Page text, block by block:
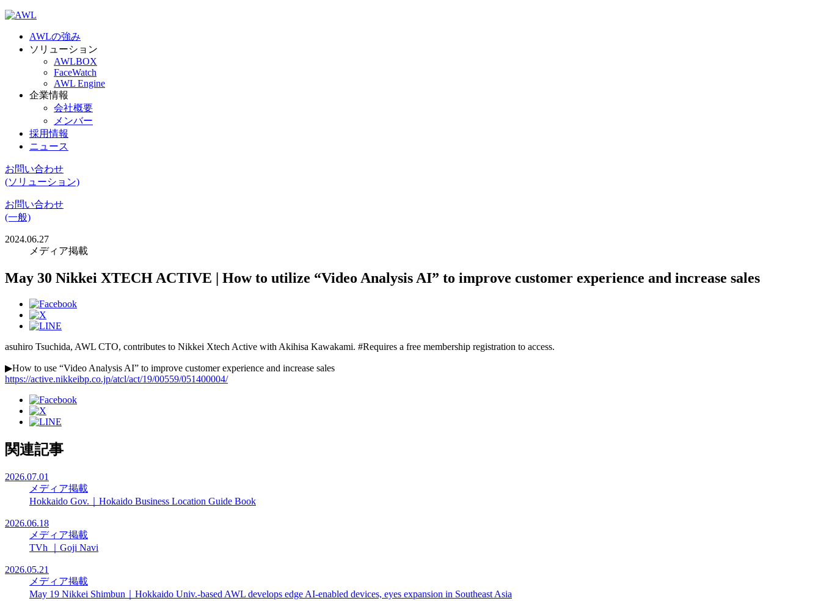
AWLの強み
ソリューション
AWLBOX
FaceWatch
AWL Engine
企業情報
会社概要
メンバー
採用情報
ニュース
お問い合わせ
(ソリューション)
お問い合わせ
(一般)
2024.06.27
メディア掲載
May 30 Nikkei XTECH ACTIVE | How to utilize “Video Analysis AI” to improve customer experience and increase sales
asuhiro Tsuchida, AWL CTO, contributes to Nikkei Xtech Active with Akihisa Kawakami. #Requires a free membership registration to access.
▶How to use “Video Analysis AI” to improve customer experience and increase sales
https://active.nikkeibp.co.jp/atcl/act/19/00559/051400004/
関連記事
2026.07.01
メディア掲載
Hokkaido Gov.｜Hokaido Business Location Guide Book
2026.06.18
メディア掲載
TVh ｜Goji Navi
2026.05.21
メディア掲載
May 19 Nikkei Shimbun｜Hokkaido Univ.-based AWL develops edge AI-enabled devices, eyes expansion in Southeast Asia